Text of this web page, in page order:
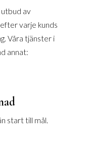
av
varje kunds
Våra tjänster i
annat:
start till mål.